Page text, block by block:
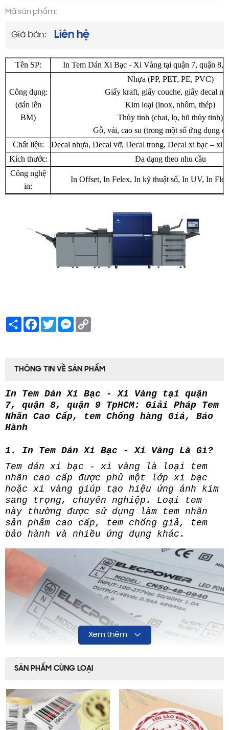
Mã sản phẩm:
Giá bán: Liên hệ
Tên SP: In Tem Dán Xi Bạc - Xi Vàng tại quận 7, quận 8,
Công dụng:
(dán lên
BM)
Nhựa (PP, PET, PE, PVC)
Giấy kraft, giấy couche, giấy decal
Kim loại (inox, nhôm, thép)
Thủy tinh (chai, lọ, hũ thủy tinh)
Gỗ, vải, cao su (trong một số ứng dụng
Chất liệu:
Decal nhựa, Decal vỡ, Decal trong, Decal xi bạc – xi
Kích thước:
Đa dạng theo nhu cầu
Công nghệ
in:
In Offset, In Felex, In kỹ thuật số, In UV, In
TTK Phú Hội - Việt Nam
Vận chuyển:
Toàn quốc
ShareFacebook
TwitterMessenger
THÔNG TIN VỀ SẢN PHẨM
In Tem Dán Xi Bạc - Xi Vàng tại quận
7, quận 8, quận 9 TpHCM: Giải Pháp Tem
Nhãn Cao Cấp, tem Chống hàng Giả, Bảo
Hành
1. In Tem Dán Xi Bạc - Xi Vàng Là Gì?
Tem dán xi bạc - xi vàng là loại tem
nhãn cao cấp được phủ một lớp xi bạc
hoặc xi vàng giúp tạo hiệu ứng ánh kim
sang trọng, chuyên nghiệp. Loại tem
này thường được sử dụng làm tem nhãn
sản phẩm cao cấp, tem chống giả, tem
bảo hành và nhiều ứng dụng khác.
Xem thêm
SẢN PHẨM CÙNG LOẠI